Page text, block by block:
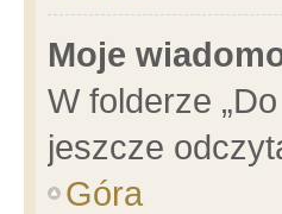
Moje
W folderze
jeszcze
Góra